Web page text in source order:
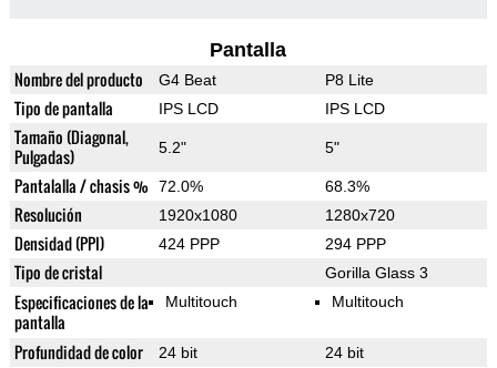
Pantalla
Nombre del producto G4 Beat P8 Lite
Tipo de pantalla IPS LCD IPS LCD
Tamaño (Diagonal,
Pulgadas)
5.2" 5"
Pantalalla / chasis % 72.0% 68.3%
Resolución 1920x1080 1280x720
Densidad (PPI) 424 PPP 294 PPP
Tipo de cristal Gorilla Glass 3
Especificaciones de la
pantalla
Multitouch Multitouch
Profundidad de color 24 bit 24 bit